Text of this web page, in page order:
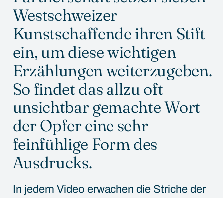
Westschweizer
Kunstschaffende ihren Stift
ein, um diese wichtigen
Erzählungen weiterzugeben.
So findet das allzu oft
unsichtbar gemachte Wort
der Opfer eine sehr
feinfühlige Form des
Ausdrucks.
In jedem Video erwachen die Striche der